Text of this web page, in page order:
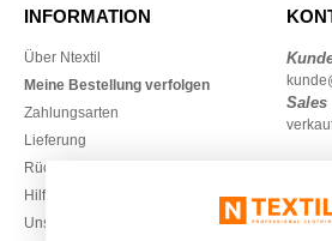
INFORMATION
Über Ntextil
Meine Bestellung verfolgen
Zahlungsarten
Lieferung
Rückerstattungen / Rückgaben
Hilfe & FAQs
Unsere Engagements
Sales
&